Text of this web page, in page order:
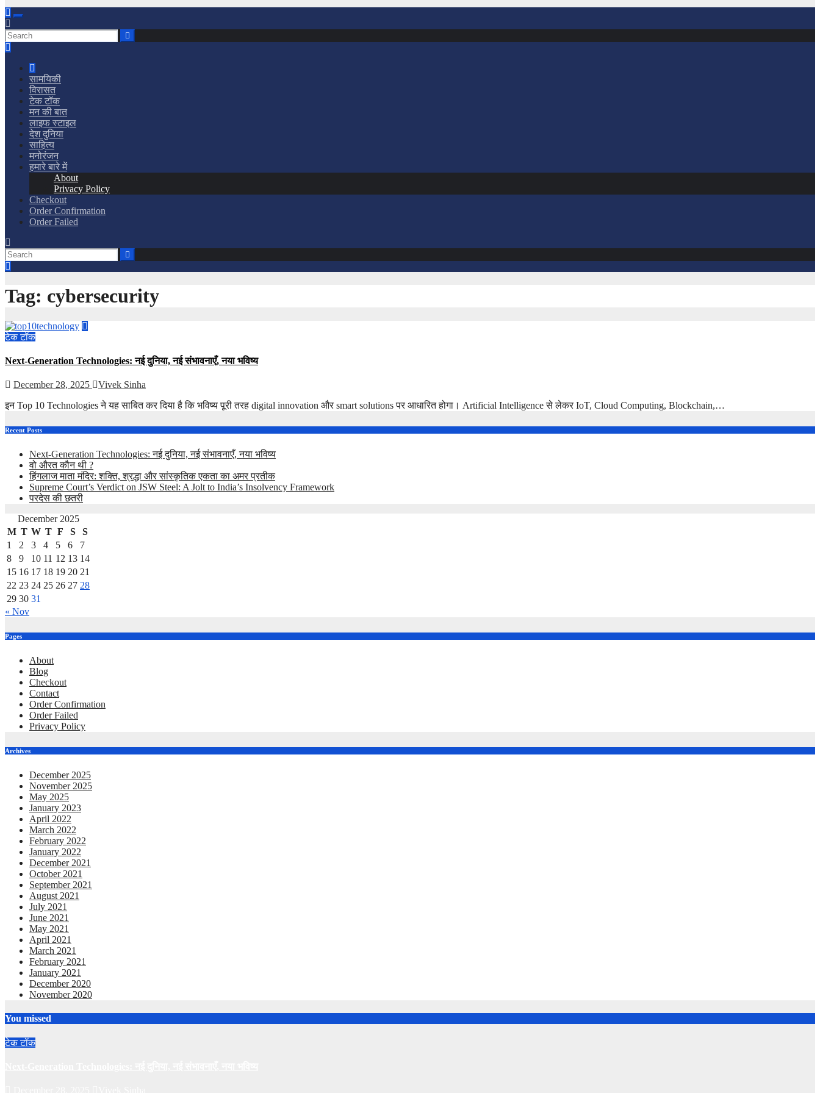
सामयिकी
विरासत
टेक टॉक
मन की बात
लाइफ स्टाइल
देश दुनिया
साहित्य
मनोरंजन
हमारे बारे में
About
Privacy Policy
Checkout
Order Confirmation
Order Failed
Tag: cybersecurity
टेक टॉक
Next-Generation Technologies: नई दुनिया, नई संभावनाएँ, नया भविष्य
December 28, 2025
Vivek Sinha
इन Top 10 Technologies ने यह साबित कर दिया है कि भविष्य पूरी तरह digital innovation और smart solutions पर आधारित होगा। Artificial Intelligence से लेकर IoT, Cloud Computing, Blockchain,…
Recent Posts
Next-Generation Technologies: नई दुनिया, नई संभावनाएँ, नया भविष्य
वो औरत कौन थी ?
हिंगलाज माता मंदिर: शक्ति, श्रद्धा और सांस्कृतिक एकता का अमर प्रतीक
Supreme Court’s Verdict on JSW Steel: A Jolt to India’s Insolvency Framework
परदेस की छतरी
December 2025
M T W T F S
S
1
2 3 4 5 6
7
8
9 10 11 12 13 14
15 16 17 18 19 20 21
22 23 24 25 26 27 28
29 30 31
« Nov
Pages
About
Blog
Checkout
Contact
Order Confirmation
Order Failed
Privacy Policy
Archives
December 2025
November 2025
May 2025
January 2023
April 2022
March 2022
February 2022
January 2022
December 2021
October 2021
September 2021
August 2021
July 2021
June 2021
May 2021
April 2021
March 2021
February 2021
January 2021
December 2020
November 2020
You missed
टेक टॉक